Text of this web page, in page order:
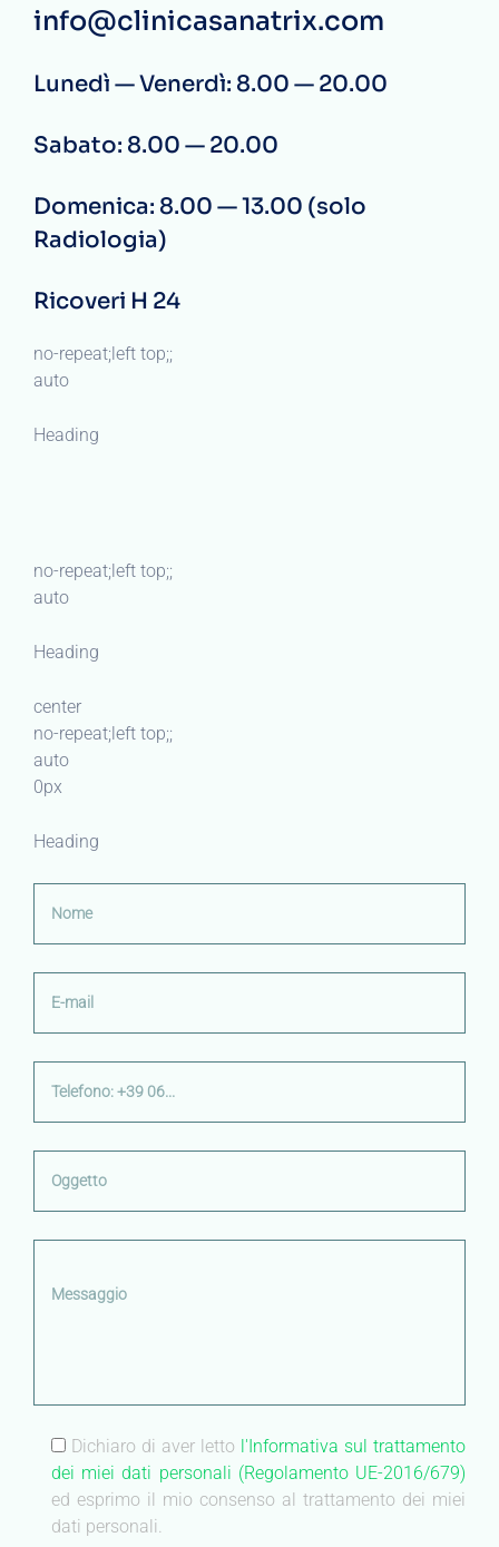
info@clinicasanatrix.com
Lunedì — Venerdì: 8.00 — 20.00
Sabato: 8.00 — 20.00
Domenica: 8.00 — 13.00 (solo
Radiologia)
Ricoveri H 24
no-repeat;left top;;
auto
Heading
no-repeat;left top;;
auto
Heading
center
no-repeat;left top;;
auto
0px
Heading
Dichiaro di aver letto l'Informativa sul trattamento
dei miei dati personali (Regolamento UE-2016/679)
ed esprimo il mio consenso al trattamento dei miei
dati personali.